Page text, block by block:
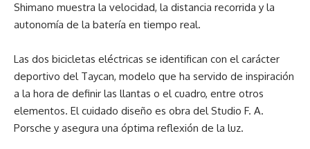
Shimano muestra la velocidad, la distancia recorrida y la
autonomía de la batería en tiempo real.
Las dos bicicletas eléctricas se identifican con el carácter
deportivo del Taycan, modelo que ha servido de inspiración
a la hora de definir las llantas o el cuadro, entre otros
elementos. El cuidado diseño es obra del Studio F. A.
Porsche y asegura una óptima reflexión de la luz.